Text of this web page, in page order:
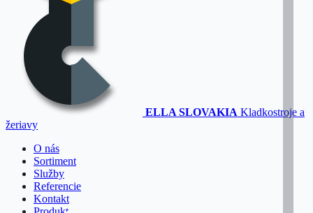
ELLA SLOVAKIA Kladkostroje a
žeriavy
O nás
Sortiment
Služby
Referencie
Kontakt